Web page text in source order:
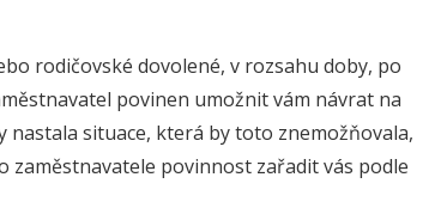
rodičovské dovolené, v rozsahu doby, po
povinen umožnit vám návrat na
situace, která by toto znemožňovala,
povinnost zařadit vás podle